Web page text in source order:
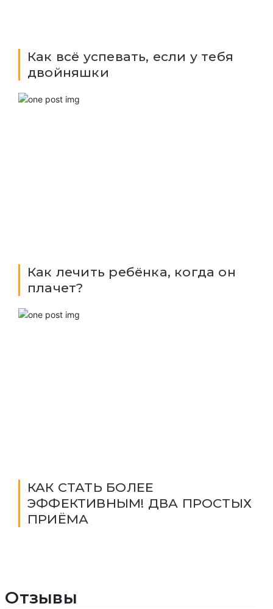
Как всё успевать, если у тебя
двойняшки
Как лечить ребёнка, когда он
плачет?
КАК СТАТЬ БОЛЕЕ
ЭФФЕКТИВНЫМ! ДВА ПРОСТЫХ
ПРИЁМА
Отзывы